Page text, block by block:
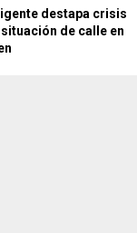
destapa crisis
de calle en